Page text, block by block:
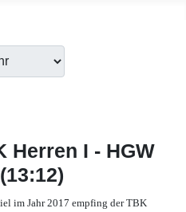
Herren I - HGW
im Jahr 2017 empfing der TBK